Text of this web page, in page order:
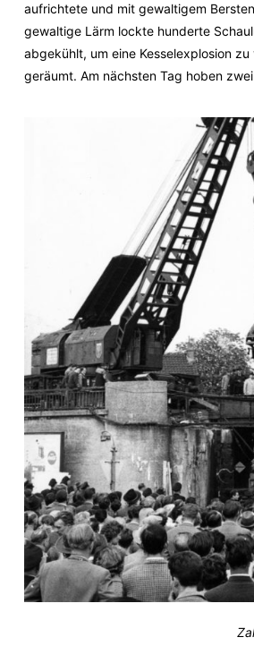
aufrichtete und mit gewaltigem
gewaltige Lärm lockte hunderte
abgekühlt, um eine Kesselexplosion
geräumt. Am nächsten Tag hoben